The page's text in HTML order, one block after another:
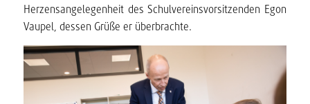
Herzensangelegenheit des Schulvereinsvorsitzenden Egon
Vaupel, dessen Grüße er überbrachte.